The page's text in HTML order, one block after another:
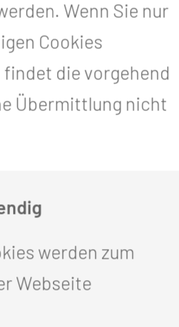
angelaufene
vorgestellt, die
und
soll als
Lausitz als
dienen.
dieser Art sind
Initiator der
Wenn Sie nur
Cookies
die vorgehend
Übermittlung nicht
werden zum
Webseite